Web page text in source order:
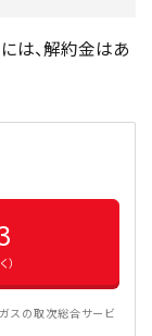
は、解約金はあ
スの取次総合サービ